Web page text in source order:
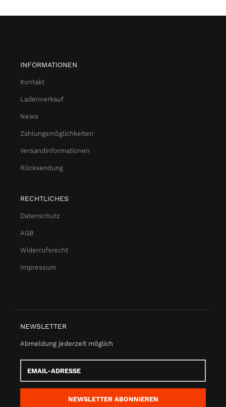
INFORMATIONEN
Kontakt
Ladenverkauf
News
Zahlungsmöglichkeiten
Versandinformationen
Rücksendung
RECHTLICHES
Datenschutz
AGB
Widerrufsrecht
Impressum
NEWSLETTER
Abmeldung jederzeit möglich
Adresse
NEWSLETTER ABONNIEREN